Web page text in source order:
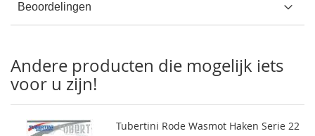
Beoordelingen
Andere producten die mogelijk iets
voor u zijn!
Tubertini Rode Wasmot Haken Serie 22